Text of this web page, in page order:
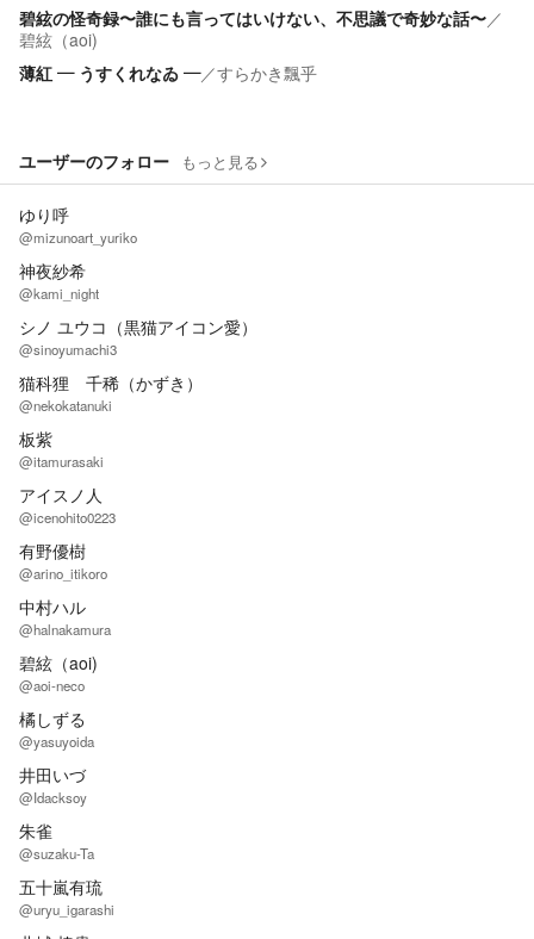
碧絃の怪奇録〜誰にも言ってはいけない、不思議で奇妙な話〜／
碧絃（aoi)
薄紅 ― うすくれなゐ ―／すらかき飄乎
ユーザーのフォロー もっと見る
ゆり呼
@mizunoart_yuriko
神夜紗希
@kami_night
シノ ユウコ（黒猫アイコン愛）
@sinoyumachi3
猫科狸 千稀（かずき）
@nekokatanuki
板紫
@itamurasaki
アイスノ人
@icenohito0223
有野優樹
@arino_itikoro
中村ハル
@halnakamura
碧絃（aoi)
@aoi-neco
橘しずる
@yasuyoida
井田いづ
@Idacksoy
朱雀
@suzaku-Ta
五十嵐有琉
@uryu_igarashi